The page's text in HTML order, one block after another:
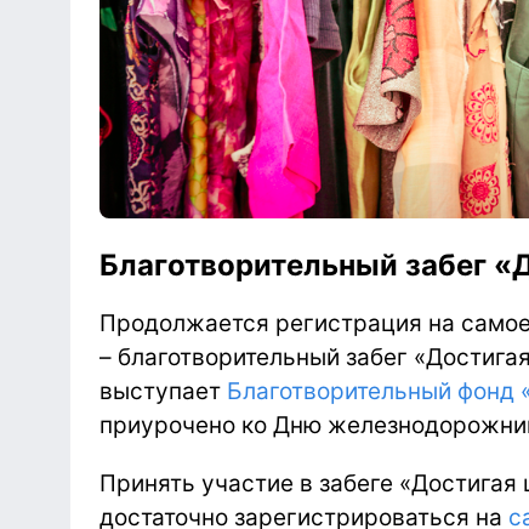
Благотворительный забег
Продолжается регистрация на
– благотворительный забег
выступает Благотворительный фонд
приурочено ко Дню
Принять участие в забеге
достаточно зарегистрироваться на